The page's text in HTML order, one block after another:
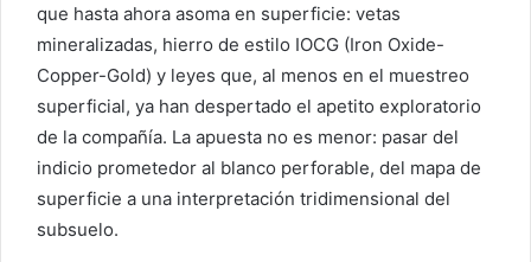
que hasta ahora asoma en superficie: vetas
mineralizadas, hierro de estilo IOCG (Iron Oxide-
Copper-Gold) y leyes que, al menos en el muestreo
superficial, ya han despertado el apetito exploratorio
de la compañía. La apuesta no es menor: pasar del
indicio prometedor al blanco perforable, del mapa de
superficie a una interpretación tridimensional del
subsuelo.